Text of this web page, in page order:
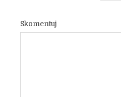
Skomentuj